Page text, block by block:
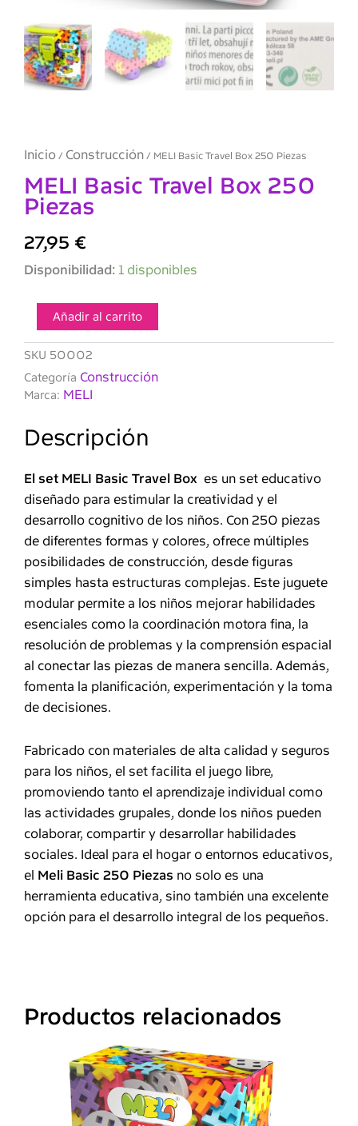
Inicio / Construcción / MELI Basic Travel Box 250 Piezas
MELI Basic Travel Box 250
Piezas
27,95 €
Disponibilidad: 1 disponibles
MELI
250
Piezas
cantidad
Añadir al carrito
SKU 50002
Categoría Construcción
Marca: MELI
Descripción
El set MELI Basic Travel Box es un set educativo
diseñado para estimular la creatividad y el
desarrollo cognitivo de los niños. Con 250 piezas
de diferentes formas y colores, ofrece múltiples
posibilidades de construcción, desde figuras
simples hasta estructuras complejas. Este juguete
modular permite a los niños mejorar habilidades
esenciales como la coordinación motora fina, la
resolución de problemas y la comprensión espacial
al conectar las piezas de manera sencilla. Además,
fomenta la planificación, experimentación y la toma
de decisiones.
Fabricado con materiales de alta calidad y seguros
para los niños, el set facilita el juego libre,
promoviendo tanto el aprendizaje individual como
las actividades grupales, donde los niños pueden
colaborar, compartir y desarrollar habilidades
sociales. Ideal para el hogar o entornos educativos,
el Meli Basic 250 Piezas no solo es una
herramienta educativa, sino también una excelente
opción para el desarrollo integral de los pequeños.
Productos relacionados